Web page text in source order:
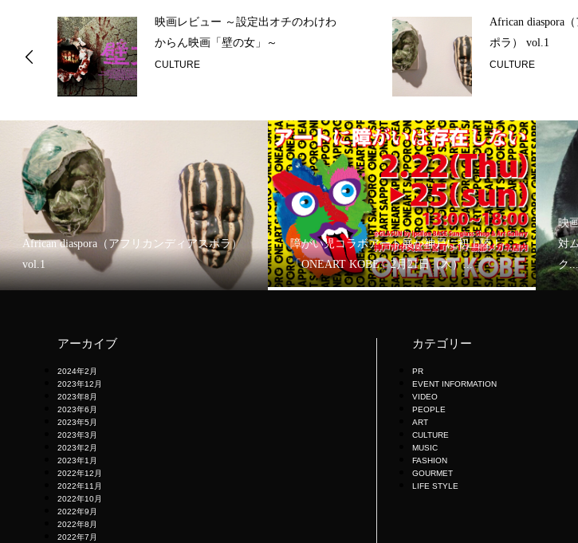
映画レビュー ～設定出オチのわけわ
からん映画「壁の女」～
CULTURE
African diaspora
ポラ） vol.1
CULTURE
African diaspora（アフリカンディアスポラ）
vol.1
障がい児コラボアート展が神戸に初上陸！
「ONEART KOBE」2月21日（木）...
映
対
ク...
アーカイブ
2024年2月
2023年12月
2023年8月
2023年6月
2023年5月
2023年3月
2023年2月
2023年1月
2022年12月
2022年11月
2022年10月
2022年9月
2022年8月
2022年7月
カテゴリー
PR
EVENT INFORMATION
VIDEO
PEOPLE
ART
CULTURE
MUSIC
FASHION
GOURMET
LIFE STYLE